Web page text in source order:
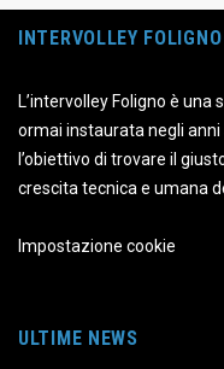
INTERVOLLEY FOLIGNO
L’intervolley Foligno è
ormai instaurata negli
l’obiettivo di trovare il
crescita tecnica e umana
Impostazione cookie
ULTIME NEWS